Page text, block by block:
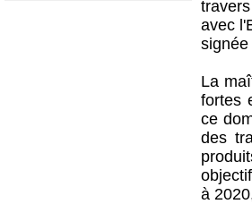
avec
La
fortes
ce
des
à